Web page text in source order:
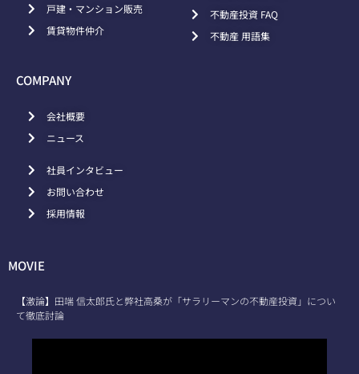
戸建・マンション販売
賃貸物件仲介
不動産投資 FAQ
不動産 用語集
COMPANY
会社概要
ニュース
社員インタビュー
お問い合わせ
採用情報
MOVIE
【激論】田端 信太郎氏と弊社高桑が「サラリーマンの不動産投資」につい
て徹底討論